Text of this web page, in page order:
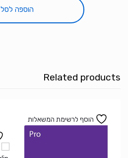
טווח
הוספה לסל
Related products
הוסף לרשימת המשאלות